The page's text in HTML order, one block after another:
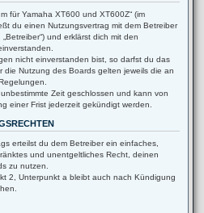
für Yamaha XT600 und XT600Z“ (im
du einen Nutzungsvertrag mit dem Betreiber
und erklärst dich mit den
nicht einverstanden bist, so darfst du das
die Nutzung des Boards gelten jeweils die an
Zeit geschlossen und kann von
einer Frist jederzeit gekündigt werden.
erteilst du dem Betreiber ein einfaches,
und unentgeltliches Recht, deinen
zu nutzen.
2, Unterpunkt a bleibt auch nach Kündigung